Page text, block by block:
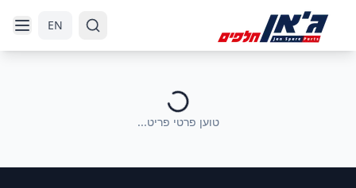
EN
טוען פרטי פריט...